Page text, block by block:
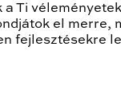
Ti
el merre,
fejlesztésekre